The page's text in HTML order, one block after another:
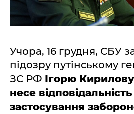
Учора, 16 грудня, СБУ
підозру путінському
ЗС РФ Ігорю
несе відповідальність
застосування